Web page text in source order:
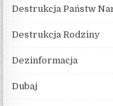
Destrukcja Państw
Destrukcja Rodziny
Dezinformacja
Dubaj